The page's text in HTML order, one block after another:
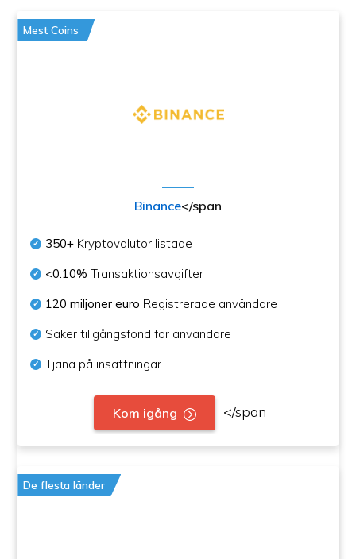
Mest Coins
Binance</span
350+ Kryptovalutor listade
<0.10% Transaktionsavgifter
120 miljoner euro Registrerade användare
Säker tillgångsfond för användare
Tjäna på insättningar
Kom igång </span
De flesta länder